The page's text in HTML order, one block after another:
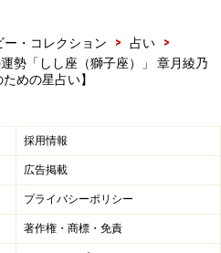
ー・コレクション > 占い
>
勢「しし座（獅子座）」 章月綾乃
めの星占い】
採用情報
広告掲載
プライバシーポリシー
著作権・商標・免責